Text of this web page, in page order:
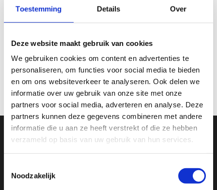
Toestemming Details Over
Deze website maakt gebruik van cookies
We gebruiken cookies om content en advertenties te
personaliseren, om functies voor social media te bieden
en om ons websiteverkeer te analyseren. Ook delen we
informatie over uw gebruik van onze site met onze
partners voor social media, adverteren en analyse. Deze
partners kunnen deze gegevens combineren met andere
informatie die u aan ze heeft verstrekt of die ze hebben
verzameld op basis van uw gebruik van hun services.
Noodzakelijk
TOEVOEGEN AAN
INFORMATIE
Geen informatie gevonden